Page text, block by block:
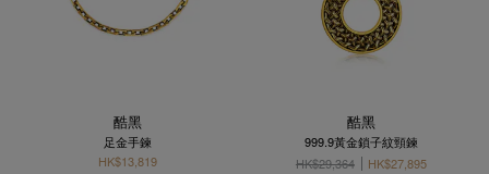
酷黑
足金手鍊
HK$13,819
酷黑
999.9黃金鎖子紋頸鍊
HK$29,364
HK$27,895